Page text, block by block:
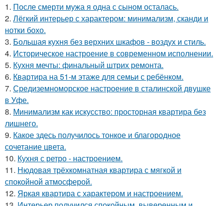
1. После смерти мужа я одна с сыном осталась.
2. Лёгкий интерьер с характером: минимализм, сканди и
нотки бохо.
3. Большая кухня без верхних шкафов - воздух и стиль.
4. Историческое настроение в современном исполнении.
5. Кухня мечты: финальный штрих ремонта.
6. Квартира на 51-м этаже для семьи с ребёнком.
7. Средиземноморское настроение в сталинской двушке
в Уфе.
8. Минимализм как искусство: просторная квартира без
лишнего.
9. Какое здесь получилось тонкое и благородное
сочетание цвета.
10. Кухня с ретро - настроением.
11. Нюдовая трёхкомнатная квартира с мягкой и
спокойной атмосферой.
12. Яркая квартира с характером и настроением.